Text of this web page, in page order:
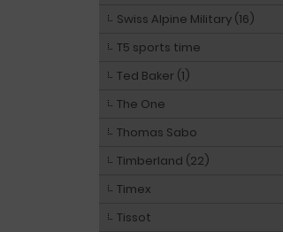
Swiss Alpine Military (16)
T5 sports time
Ted Baker (1)
The One
Thomas Sabo
Timberland (22)
Timex
Tissot